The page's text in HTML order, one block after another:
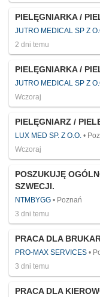
PIELĘGNIARKA /
JUTRO MEDICAL SP Z
2 dni temu
PIELĘGNIARKA /
JUTRO MEDICAL SP Z
Wczoraj
PIELĘGNIARZ /
LUX MED SP. Z O.O.
Wczoraj
POSZUKUJĘ
SZWECJI.
NTMBYGG
Poznań
3 dni temu
PRACA DLA
PRO-MAX SERVICES
3 dni temu
PRACA DLA